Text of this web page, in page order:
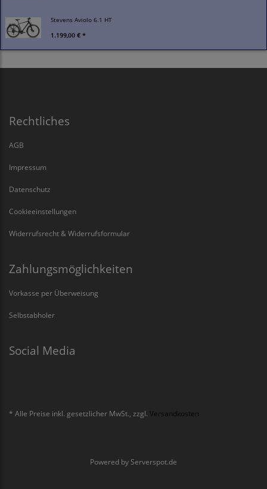
Stevens Aviolo 6.1 HT
1.199,00 € *
Rechtliches
AGB
Impressum
Datenschutz
Cookieeinstellungen
Widerrufsrecht & Widerrufsformular
Zahlungsmöglichkeiten
Vorkasse per Überweisung
Selbstabholer
Social Media
* Alle Preise inkl. gesetzlicher MwSt., zzgl. Versandkosten
Powered by Serverspot.de